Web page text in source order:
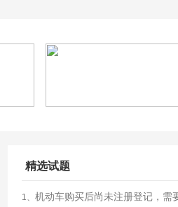
精选试题
1、 机动车购买后尚未注册登记，需